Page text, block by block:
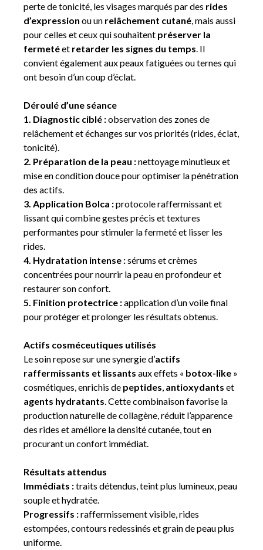
perte de tonicité, les visages marqués par des rides
d’expression ou un relâchement cutané, mais aussi
pour celles et ceux qui souhaitent préserver la
fermetéet retarder les signes du temps. Il
convient également aux peaux fatiguées ou ternes qui
ont besoin d’un coup d’éclat.
Déroulé d’une séance
1. Diagnostic ciblé :observation des zones de
relâchement et échanges sur vos priorités (rides, éclat,
tonicité).
2. Préparation de la peau :nettoyage minutieux et
mise en condition douce pour optimiser la pénétration
des actifs.
3. Application Bolca :protocole raffermissant et
lissant qui combine gestes précis et textures
performantes pour stimuler la fermeté et lisser les
rides.
4. Hydratation intense :sérums et crèmes
concentrées pour nourrir la peau en profondeur et
restaurer son confort.
5. Finition protectrice :application d’un voile final
pour protéger et prolonger les résultats obtenus.
Actifs cosméceutiques utilisés
Le soin repose sur une synergie d’actifs
raffermissants et lissants aux effets « botox-like »
cosmétiques, enrichis de peptides, antioxydants et
agents hydratants. Cette combinaison favorise la
production naturelle de collagène, réduit l’apparence
des rides et améliore la densité cutanée, tout en
procurant un confort immédiat.
Résultats attendus
Immédiats :traits détendus, teint plus lumineux, peau
souple et hydratée.
Progressifs :raffermissement visible, rides
estompées, contours redessinés et grain de peau plus
uniforme.